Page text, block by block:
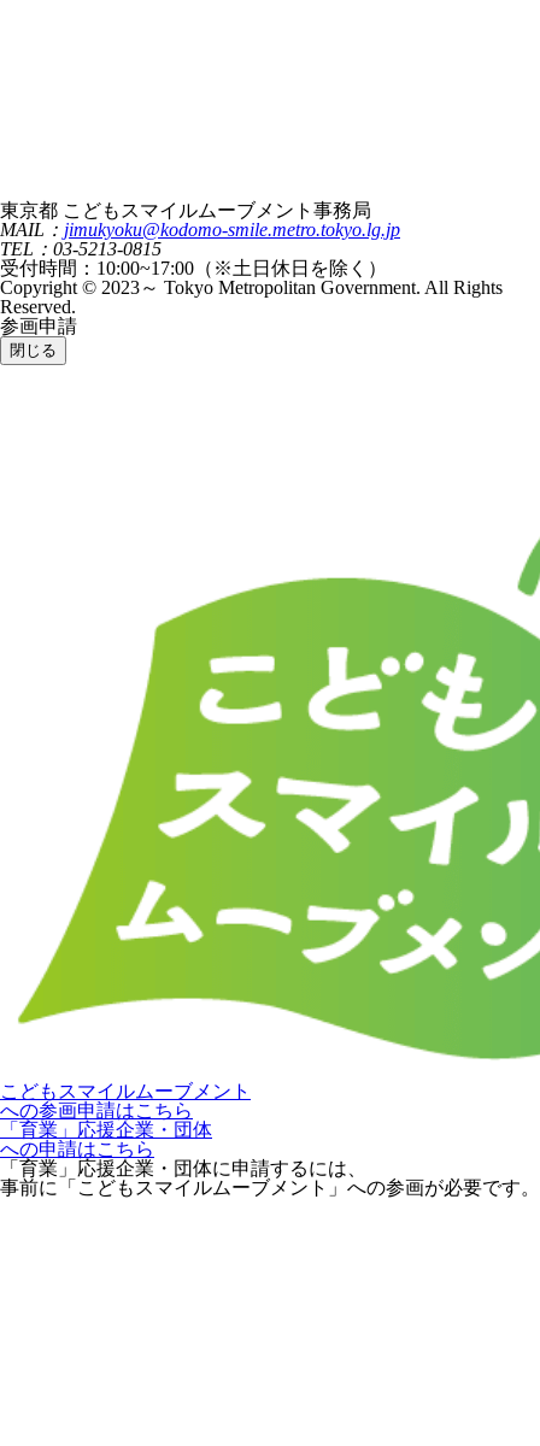
東京都 こどもスマイルムーブメント事務局
MAIL： jimukyoku@kodomo-smile.metro.tokyo.lg.jp
TEL：03-5213-0815
受付時間：10:00~17:00（※土日休日を除く）
Copyright © 2023～ Tokyo Metropolitan Government. All Rights
Reserved.
参画申請
閉じる
こどもスマイルムーブメント
への参画申請はこちら
「育業」応援企業・団体
への申請はこちら
「育業」応援企業・団体に申請するには、
事前に「こどもスマイルムーブメント」への参画が必要です。